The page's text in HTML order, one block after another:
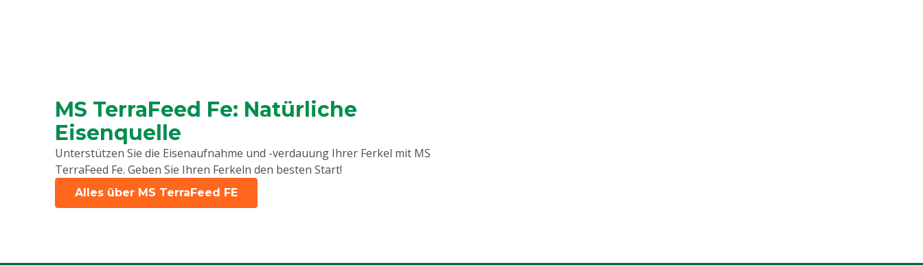
MS TerraFeed Fe: Natürliche
Eisenquelle
Unterstützen Sie die Eisenaufnahme und -verdauung Ihrer Ferkel mit MS
TerraFeed Fe. Geben Sie Ihren Ferkeln den besten Start!
Alles über MS TerraFeed FE